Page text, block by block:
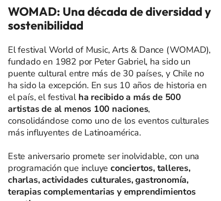
WOMAD: Una década de diversidad y
sostenibilidad
El festival World of Music, Arts & Dance (WOMAD),
fundado en 1982 por Peter Gabriel, ha sido un
puente cultural entre más de 30 países, y Chile no
ha sido la excepción. En sus 10 años de historia en
el país, el festival ha recibido a más de 500
artistas de al menos 100 naciones,
consolidándose como uno de los eventos culturales
más influyentes de Latinoamérica.
Este aniversario promete ser inolvidable, con una
programación que incluyeconciertos, talleres,
charlas, actividades culturales, gastronomía,
terapias complementarias y emprendimientos